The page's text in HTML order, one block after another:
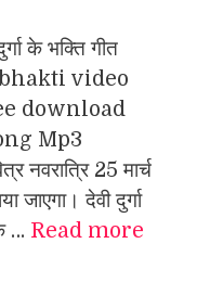
के भक्ति गीत
video
download
Mp3
25 मार्च
जाएगा। देवी दुर्गा
… Read more